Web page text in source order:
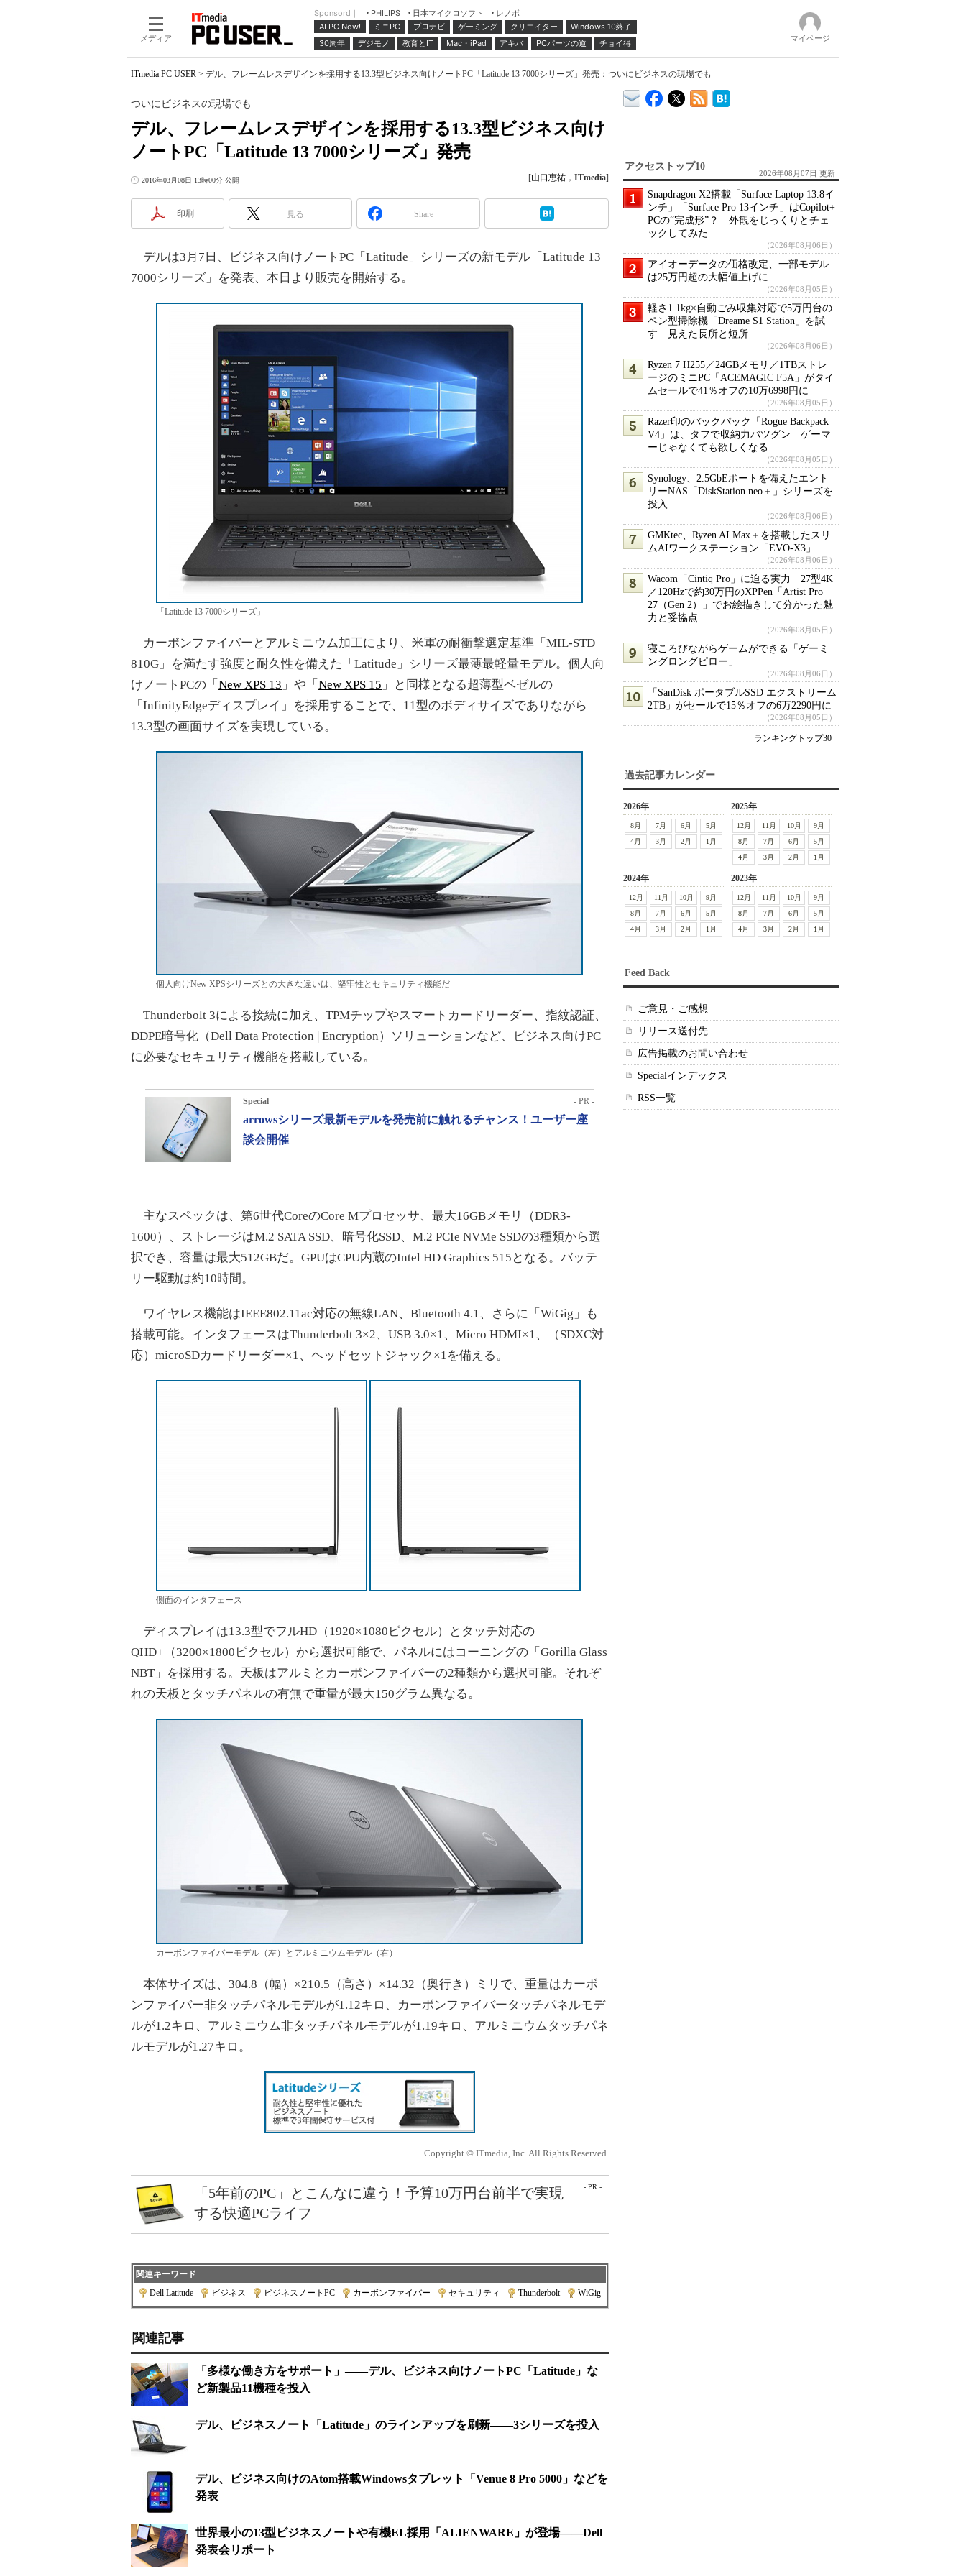
メディア
Sponsord｜ PHILIPS 日本マイクロソフト
レノボ
AI PC Now!
ミニPC プロナビ ゲーミング クリエイター
Windows 10終了
30周年
デジモノ 教育とIT Mac・iPad アキバ PCパーツの道 チョイ得 マイページ
ITmedia PC USER > デル、フレームレスデザインを採用する13.3型ビジネス向けノートPC「Latitude 13 7000シリーズ」発売：ついにビジネスの現場でも
デル、フレームレスデザインを採用する13.3型ビジネス向け
ノートPC「Latitude 13 7000シリーズ」発売
ついにビジネスの現場でも
2016年03月08日 13時00分 公開 [山口恵祐 ， ITmedia]
印刷 見る Share
デルは3月7日、ビジネス向けノートPC「Latitude」シリーズの新モデル「Latitude 13
7000シリーズ」を発表、本日より販売を開始する。
「Latitude 13 7000シリーズ」
カーボンファイバーとアルミニウム加工により、米軍の耐衝撃選定基準「MIL-STD
810G」を満たす強度と耐久性を備えた「Latitude」シリーズ最薄最軽量モデル。個人向
けノートPCの「 New XPS 13 」や「 New XPS 15 」と同様となる超薄型ベゼルの
「InfinityEdgeディスプレイ」を採用することで、11型のボディサイズでありながら
13.3型の画面サイズを実現している。
個人向けNew XPSシリーズとの大きな違いは、堅牢性とセキュリティ機能だ
Thunderbolt 3による接続に加え、TPMチップやスマートカードリーダー、指紋認証、
DDPE暗号化（Dell Data Protection | Encryption）ソリューションなど、ビジネス向けPC
に必要なセキュリティ機能を搭載している。
Special - PR -
arrowsシリーズ最新モデルを発売前に触れるチャンス！ユーザー座
談会開催
主なスペックは、第6世代CoreのCore Mプロセッサ、最大16GBメモリ（DDR3-
1600）、ストレージはM.2 SATA SSD、暗号化SSD、M.2 PCIe NVMe SSDの3種類から選
択でき、容量は最大512GBだ。GPUはCPU内蔵のIntel HD Graphics 515となる。バッテ
リー駆動は約10時間。
ワイヤレス機能はIEEE802.11ac対応の無線LAN、Bluetooth 4.1、さらに「WiGig」も
搭載可能。インタフェースはThunderbolt 3×2、USB 3.0×1、Micro HDMI×1、（SDXC対
応）microSDカードリーダー×1、ヘッドセットジャック×1を備える。
側面のインタフェース
ディスプレイは13.3型でフルHD（1920×1080ピクセル）とタッチ対応の
QHD+（3200×1800ピクセル）から選択可能で、パネルにはコーニングの「Gorilla Glass
NBT」を採用する。天板はアルミとカーボンファイバーの2種類から選択可能。それぞ
れの天板とタッチパネルの有無で重量が最大150グラム異なる。
カーボンファイバーモデル（左）とアルミニウムモデル（右）
本体サイズは、304.8（幅）×210.5（高さ）×14.32（奥行き）ミリで、重量はカーボ
ンファイバー非タッチパネルモデルが1.12キロ、カーボンファイバータッチパネルモデ
ルが1.2キロ、アルミニウム非タッチパネルモデルが1.19キロ、アルミニウムタッチパネ
ルモデルが1.27キロ。
Copyright © ITmedia, Inc. All Rights Reserved.
- PR -
「5年前のPC」とこんなに違う！予算10万円台前半で実現
する快適PCライフ
関連キーワード
Dell Latitude
ビジネス ビジネスノートPC カーボンファイバー セキュリティ Thunderbolt| WiGig
関連記事
「多様な働き方をサポート」――デル、ビジネス向けノートPC「Latitude」な
ど新製品11機種を投入
デル、ビジネスノート「Latitude」のラインアップを刷新――3シリーズを投入
デル、ビジネス向けのAtom搭載Windowsタブレット「Venue 8 Pro 5000」などを
発表
世界最小の13型ビジネスノートや有機EL採用「ALIENWARE」が登場――Dell
発表会リポート
アクセストップ10
2026年08月07日 更新
Snapdragon X2搭載「Surface Laptop 13.8イ
ンチ」「Surface Pro 13インチ」はCopilot+
PCの“完成形”？ 外観をじっくりとチェ
ックしてみた
（2026年08月06日）
アイオーデータの価格改定、一部モデル
は25万円超の大幅値上げに
（2026年08月05日）
軽さ1.1kg×自動ごみ収集対応で5万円台の
ペン型掃除機「Dreame S1 Station」を試
す 見えた長所と短所
（2026年08月06日）
Ryzen 7 H255／24GBメモリ／1TBストレ
ージのミニPC「ACEMAGIC F5A」がタイ
ムセールで41％オフの10万6998円に
（2026年08月05日）
Razer印のバックパック「Rogue Backpack
V4」は、タフで収納力バツグン ゲーマ
ーじゃなくても欲しくなる
（2026年08月05日）
Synology、2.5GbEポートを備えたエント
リーNAS「DiskStation neo＋」シリーズを
投入
（2026年08月06日）
GMKtec、Ryzen AI Max＋を搭載したスリ
ムAIワークステーション「EVO-X3」
（2026年08月06日）
Wacom「Cintiq Pro」に迫る実力 27型4K
／120Hzで約30万円のXPPen「Artist Pro
27（Gen 2）」でお絵描きして分かった魅
力と妥協点
（2026年08月05日）
寝ころびながらゲームができる「ゲーミ
ングロングピロー」
（2026年08月06日）
「SanDisk ポータブルSSD エクストリーム
2TB」がセールで15％オフの6万2290円に
（2026年08月05日）
ランキングトップ30
過去記事カレンダー
2026年
8月 7月 6月
5月
4月
3月 2月 1月
2025年
12月 11月 10月
9月
8月
7月 6月
5月
4月
3月 2月 1月
2024年
12月 11月 10月
9月
8月
7月 6月
5月
4月
3月 2月 1月
2023年
12月 11月 10月
9月
8月
7月 6月
5月
4月
3月 2月 1月
Feed Back
ご意見・ご感想
リリース送付先
広告掲載のお問い合わせ
Specialインデックス
RSS一覧